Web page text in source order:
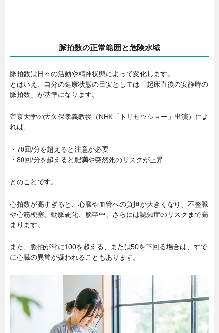
脈拍数の正常範囲と危険水域
脈拍数は日々の活動や精神状態によって変化します。
とはいえ、自分の健康状態の目安としては「起床直後の安静時の
脈拍数」が基準になります。
帝京大学の大久保孝義教授（NHK「トリセツショー」出演）によ
れば、
・70回/分を超えると注意が必要
・80回/分を超えると肥満や突然死のリスクが上昇
とのことです。
心拍数が高すぎると、心臓や血管への負担が大きくなり、不整脈
や心筋梗塞、動脈硬化、脳卒中、さらには認知症のリスクまで高
まります。
また、脈拍が常に100を超える、または50を下回る場合は、すで
に心臓の異常が疑われることもあります。